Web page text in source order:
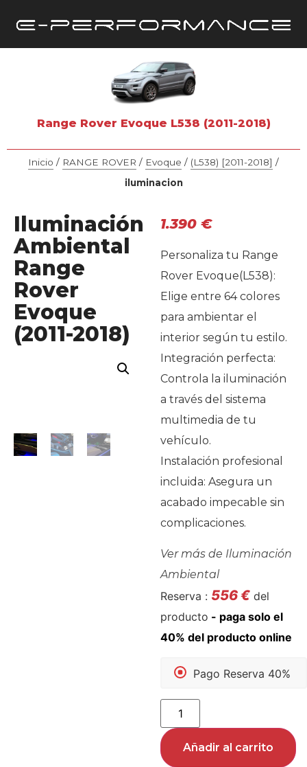
Range Rover Evoque L538 (2011-2018)
Inicio / RANGE ROVER / Evoque / (L538) [2011-2018] /
iluminacion
Iluminación
Ambiental
Range
Rover
Evoque
(2011-2018)
1.390 €
Personaliza tu Range
Rover Evoque(L538):
Elige entre 64 colores
para ambientar el
interior según tu estilo.
Integración perfecta:
Controla la iluminación
a través del sistema
multimedia de tu
vehículo.
Instalación profesional
incluida: Asegura un
acabado impecable sin
complicaciones.
Ver más de Iluminación
Ambiental
Reserva : 556€ del
producto
Pago Reserva 40%
Añadir al carrito